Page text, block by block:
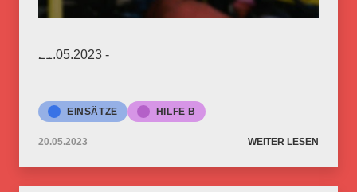
21.05.2023 -
EINSÄTZE HILFE B
20.05.2023 WEITER LESEN